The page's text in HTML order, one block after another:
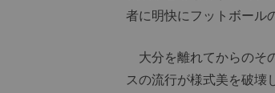
者に明快にフットボール
大分を離れてからのそ
スの流行が様式美を破壊